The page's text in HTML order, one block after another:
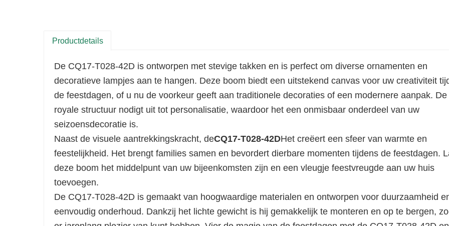
Productdetails
De CQ17-T028-42D is ontworpen met stevige takken en is perfect om diverse ornamenten en
decoratieve lampjes aan te hangen. Deze boom biedt een uitstekend canvas voor uw creativiteit
de feestdagen, of u nu de voorkeur geeft aan traditionele decoraties of een modernere aanpak. De
royale structuur nodigt uit tot personalisatie, waardoor het een onmisbaar onderdeel van uw
seizoensdecoratie is.
Naast de visuele aantrekkingskracht, deCQ17-T028-42DHet creëert een sfeer van warmte en
feestelijkheid. Het brengt families samen en bevordert dierbare momenten tijdens de feestdagen.
deze boom het middelpunt van uw bijeenkomsten zijn en een vleugje feestvreugde aan uw huis
toevoegen.
De CQ17-T028-42D is gemaakt van hoogwaardige materialen en ontworpen voor duurzaamheid
eenvoudig onderhoud. Dankzij het lichte gewicht is hij gemakkelijk te monteren en op te bergen,